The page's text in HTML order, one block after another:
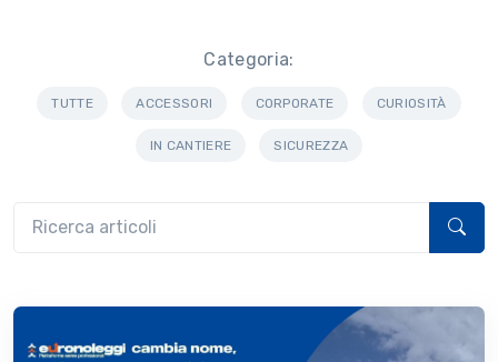
Categoria:
TUTTE ACCESSORI CORPORATE CURIOSITÀ
IN CANTIERE SICUREZZA